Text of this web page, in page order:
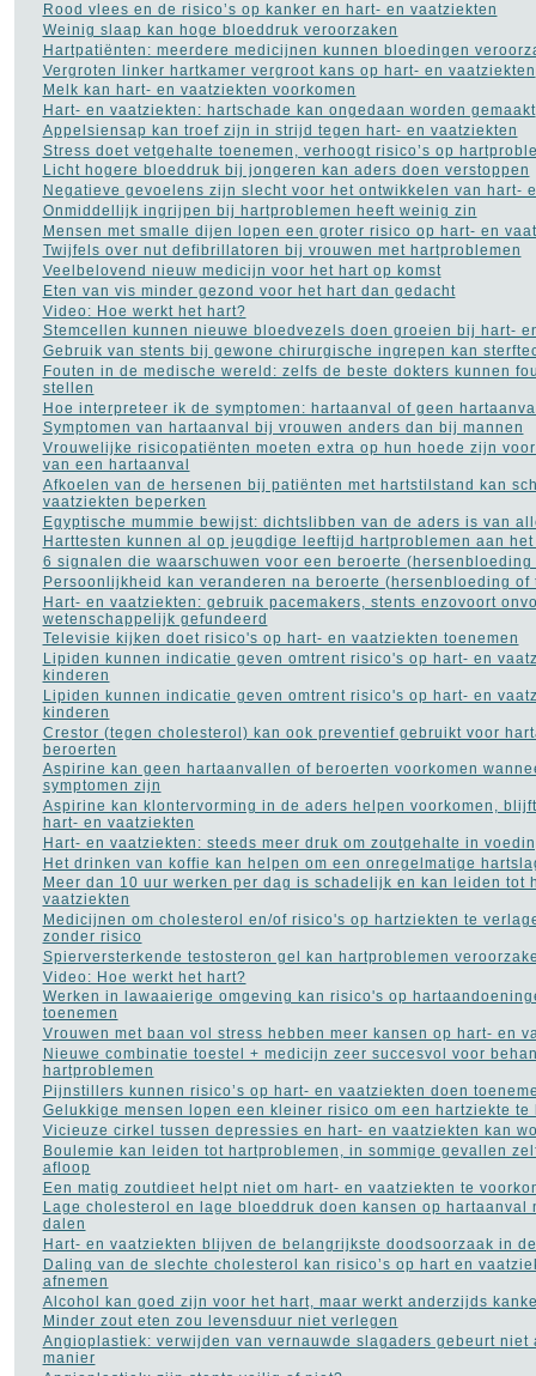
Rood vlees en de risico’s op kanker en hart- en vaatziekten
Weinig slaap kan hoge bloeddruk veroorzaken
Hartpatiënten: meerdere medicijnen kunnen bloedingen
Vergroten linker hartkamer vergroot kans op hart- en vaatziekten
Melk kan hart- en vaatziekten voorkomen
Hart- en vaatziekten: hartschade kan ongedaan worden gemaakt
Appelsiensap kan troef zijn in strijd tegen hart- en vaatziekten
Stress doet vetgehalte toenemen, verhoogt risico’s op
Licht hogere bloeddruk bij jongeren kan aders doen verstoppen
Negatieve gevoelens zijn slecht voor het ontwikkelen van hart-
Onmiddellijk ingrijpen bij hartproblemen heeft weinig zin
Mensen met smalle dijen lopen een groter risico op hart- en
Twijfels over nut defibrillatoren bij vrouwen met hartproblemen
Veelbelovend nieuw medicijn voor het hart op komst
Eten van vis minder gezond voor het hart dan gedacht
Video: Hoe werkt het hart?
Stemcellen kunnen nieuwe bloedvezels doen groeien bij hart-
Gebruik van stents bij gewone chirurgische ingrepen kan
Fouten in de medische wereld: zelfs de beste dokters kunnen
stellen
Hoe interpreteer ik de symptomen: hartaanval of geen
Symptomen van hartaanval bij vrouwen anders dan bij mannen
Vrouwelijke risicopatiënten moeten extra op hun hoede zijn
van een hartaanval
Afkoelen van de hersenen bij patiënten met hartstilstand kan
vaatziekten beperken
Egyptische mummie bewijst: dichtslibben van de aders is van
Harttesten kunnen al op jeugdige leeftijd hartproblemen aan
6 signalen die waarschuwen voor een beroerte (hersenbloeding
Persoonlijkheid kan veranderen na beroerte (hersenbloeding of
Hart- en vaatziekten: gebruik pacemakers, stents enzovoort
wetenschappelijk gefundeerd
Televisie kijken doet risico's op hart- en vaatziekten toenemen
Lipiden kunnen indicatie geven omtrent risico's op hart- en
kinderen
Lipiden kunnen indicatie geven omtrent risico's op hart- en
kinderen
Crestor (tegen cholesterol) kan ook preventief gebruikt voor
beroerten
Aspirine kan geen hartaanvallen of beroerten voorkomen
symptomen zijn
Aspirine kan klontervorming in de aders helpen voorkomen,
hart- en vaatziekten
Hart- en vaatziekten: steeds meer druk om zoutgehalte in
Het drinken van koffie kan helpen om een onregelmatige
Meer dan 10 uur werken per dag is schadelijk en kan leiden tot
vaatziekten
Medicijnen om cholesterol en/of risico's op hartziekten te
zonder risico
Spierversterkende testosteron gel kan hartproblemen
Video: Hoe werkt het hart?
Werken in lawaaierige omgeving kan risico's op
toenemen
Vrouwen met baan vol stress hebben meer kansen op hart- en
Nieuwe combinatie toestel + medicijn zeer succesvol voor
hartproblemen
Pijnstillers kunnen risico’s op hart- en vaatziekten doen
Gelukkige mensen lopen een kleiner risico om een hartziekte te
Vicieuze cirkel tussen depressies en hart- en vaatziekten kan
Boulemie kan leiden tot hartproblemen, in sommige gevallen
afloop
Een matig zoutdieet helpt niet om hart- en vaatziekten te
Lage cholesterol en lage bloeddruk doen kansen op hartaanval
dalen
Hart- en vaatziekten blijven de belangrijkste doodsoorzaak in
Daling van de slechte cholesterol kan risico’s op hart en
afnemen
Alcohol kan goed zijn voor het hart, maar werkt anderzijds
Minder zout eten zou levensduur niet verlegen
Angioplastiek: verwijden van vernauwde slagaders gebeurt
manier